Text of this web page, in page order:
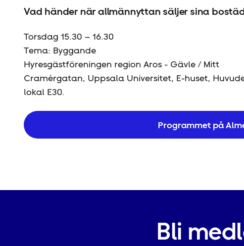
Vad händer när allmännyttan säljer sina
Torsdag 15.30 – 16.30
Tema: Byggande
Hyresgäst­föreningen region Aros - Gävle / Mitt
Cramérgatan, Uppsala Universitet, E-huset,
lokal E30.
Programmet på
Bli